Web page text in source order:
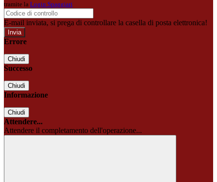
tramite la Login Spaggiari
E-mail inviata, si prega di controllare la casella di posta elettronica!
Errore
Chiudi
Successo
Chiudi
Informazione
Chiudi
Attendere...
Attendere il completamento dell'operazione...